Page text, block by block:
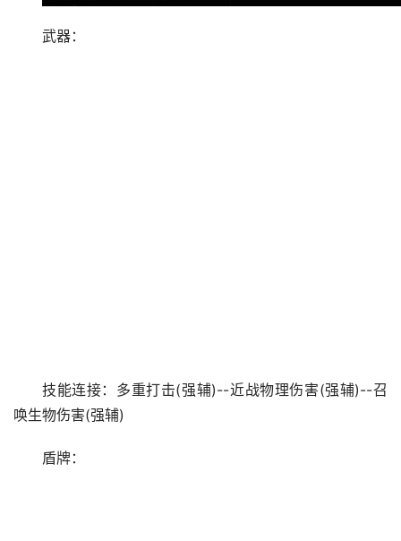
武器：
技能连接：多重打击(强辅)--近战物理伤害(强辅)--召
唤生物伤害(强辅)
盾牌：